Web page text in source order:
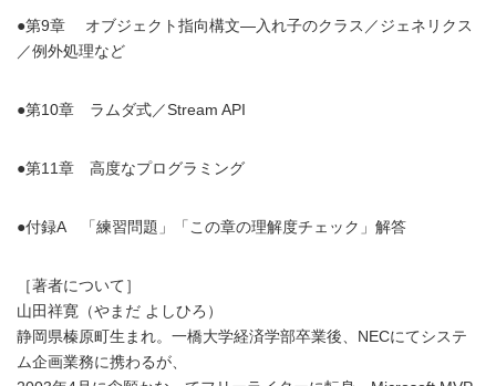
●第9章 オブジェクト指向構文―入れ子のクラス／ジェネリクス
／例外処理など
●第10章 ラムダ式／Stream API
●第11章 高度なプログラミング
●付録A 「練習問題」「この章の理解度チェック」解答
［著者について］
山田祥寛（やまだ よしひろ）
静岡県榛原町生まれ。一橋大学経済学部卒業後、NECにてシステ
ム企画業務に携わるが、